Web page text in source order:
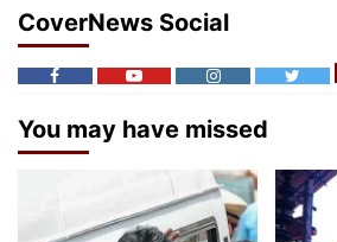
CoverNews Social
You may have missed